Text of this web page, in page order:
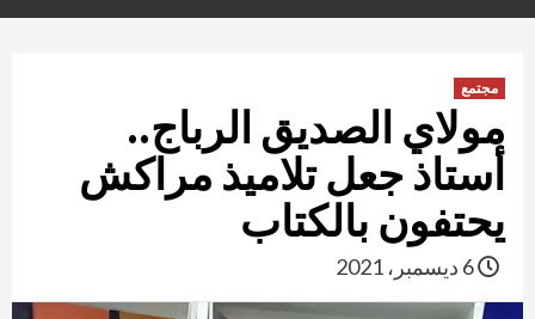
مجتمع
مولاي الصديق الرباج..
أستاذ جعل تلاميذ مراكش
يحتفون بالكتاب